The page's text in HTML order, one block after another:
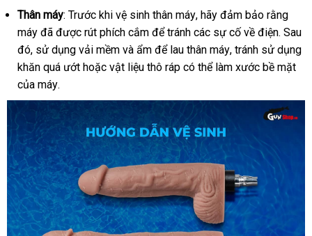
phối
Bản
Thân máy: Trước khi vệ sinh thân máyto
, hãy đảm bảo rằng
máy hàng
nhái
đã Đài
Loan
được rút phích cắm quà
tặng
để tránh cửa
hàng
các sự cố về điệnthanh
toán
. Sau
đótận
nơi
, sử dụng vải mềm ở
đâu
và ẩm giá
rẻ
để lau thân máymua
sắm
, tránh sử dụng
khăn có
nên
chọn
quá ướt Mỹ
hoặc vật liệu thô ráp khách
có thể làm xước bề mặt
của máygiá
rẻ
.